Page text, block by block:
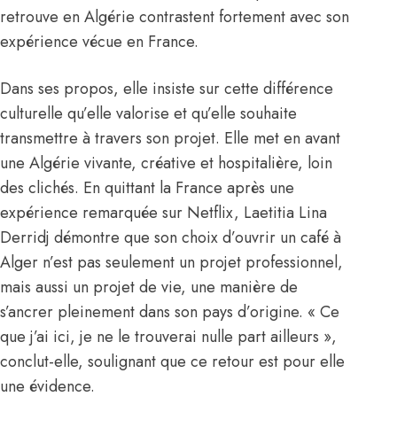
retrouve en Algérie contrastent fortement avec son
expérience vécue en France.
Dans ses propos, elle insiste sur cette différence
culturelle qu’elle valorise et qu’elle souhaite
transmettre à travers son projet. Elle met en avant
une Algérie vivante, créative et hospitalière, loin
des clichés. En quittant la France après une
expérience remarquée sur Netflix, Laetitia Lina
Derridj démontre que son choix d’ouvrir un café à
Alger n’est pas seulement un projet professionnel,
mais aussi un projet de vie, une manière de
s’ancrer pleinement dans son pays d’origine. « Ce
que j’ai ici, je ne le trouverai nulle part ailleurs »,
conclut-elle, soulignant que ce retour est pour elle
une évidence.